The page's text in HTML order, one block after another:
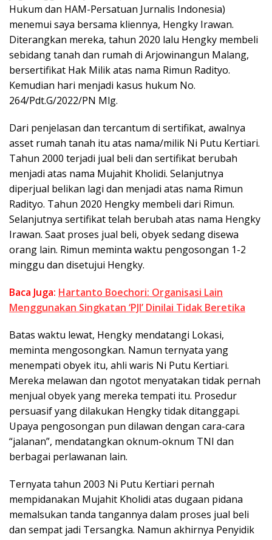
Hukum dan HAM-Persatuan Jurnalis Indonesia)
menemui saya bersama kliennya, Hengky Irawan.
Diterangkan mereka, tahun 2020 lalu Hengky membeli
sebidang tanah dan rumah di Arjowinangun Malang,
bersertifikat Hak Milik atas nama Rimun Radityo.
Kemudian hari menjadi kasus hukum No.
264/Pdt.G/2022/PN Mlg.
Dari penjelasan dan tercantum di sertifikat, awalnya
asset rumah tanah itu atas nama/milik Ni Putu Kertiari.
Tahun 2000 terjadi jual beli dan sertifikat berubah
menjadi atas nama Mujahit Kholidi. Selanjutnya
diperjual belikan lagi dan menjadi atas nama Rimun
Radityo. Tahun 2020 Hengky membeli dari Rimun.
Selanjutnya sertifikat telah berubah atas nama Hengky
Irawan. Saat proses jual beli, obyek sedang disewa
orang lain. Rimun meminta waktu pengosongan 1-2
minggu dan disetujui Hengky.
Baca Juga: Hartanto Boechori: Organisasi Lain
Menggunakan Singkatan ‘PJI’ Dinilai Tidak Beretika
Batas waktu lewat, Hengky mendatangi Lokasi,
meminta mengosongkan. Namun ternyata yang
menempati obyek itu, ahli waris Ni Putu Kertiari.
Mereka melawan dan ngotot menyatakan tidak pernah
menjual obyek yang mereka tempati itu. Prosedur
persuasif yang dilakukan Hengky tidak ditanggapi.
Upaya pengosongan pun dilawan dengan cara-cara
“jalanan”, mendatangkan oknum-oknum TNI dan
berbagai perlawanan lain.
Ternyata tahun 2003 Ni Putu Kertiari pernah
mempidanakan Mujahit Kholidi atas dugaan pidana
memalsukan tanda tangannya dalam proses jual beli
dan sempat jadi Tersangka. Namun akhirnya Penyidik